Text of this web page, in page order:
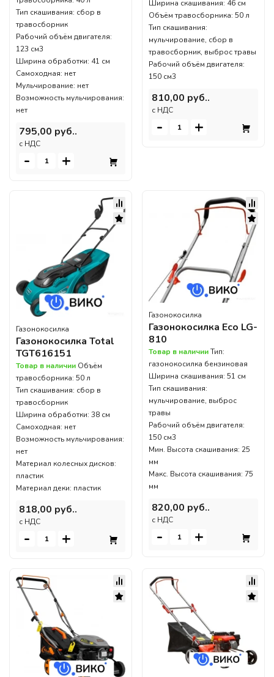
Тип скашивания: сбор в
травосборник
Рабочий объём двигателя:
123 см3
Ширина обработки: 41 см
Самоходная: нет
Мульчирование: нет
Возможность мульчирования:
нет
795,00 руб..
c НДС
- +
Ширина скашивания: 46 см
Объём травосборника: 50 л
Тип скашивания:
мульчирование, сбор в
травосборник, выброс травы
Рабочий объём двигателя:
150 см3
810,00 руб..
c НДС
- +
Газонокосилка
Газонокосилка Total
TGT616151
Товар в наличии Объём
травосборника: 50 л
Тип скашивания: сбор в
травосборник
Ширина обработки: 38 см
Самоходная: нет
Возможность мульчирования:
нет
Материал колесных дисков:
пластик
Материал деки: пластик
818,00 руб..
c НДС
- +
Газонокосилка
Газонокосилка Eco LG-
810
Товар в наличииТип:
газонокосилка бензиновая
Ширина скашивания: 51 см
Тип скашивания:
мульчирование, выброс
травы
Рабочий объём двигателя:
150 см3
Мин. Высота скашивания: 25
мм
Макс. Высота скашивания: 75
мм
820,00 руб..
c НДС
- +